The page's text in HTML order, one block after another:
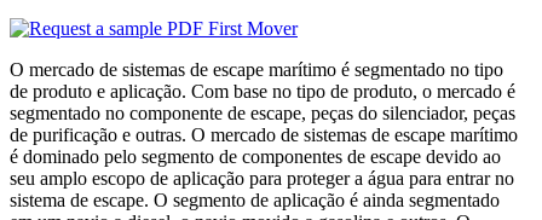
O mercado de sistemas de escape marítimo é segmentado no tipo
de produto e aplicação. Com base no tipo de produto, o mercado é
segmentado no componente de escape, peças do silenciador, peças
de purificação e outras. O mercado de sistemas de escape marítimo
é dominado pelo segmento de componentes de escape devido ao
seu amplo escopo de aplicação para proteger a água para entrar no
sistema de escape. O segmento de aplicação é ainda segmentado